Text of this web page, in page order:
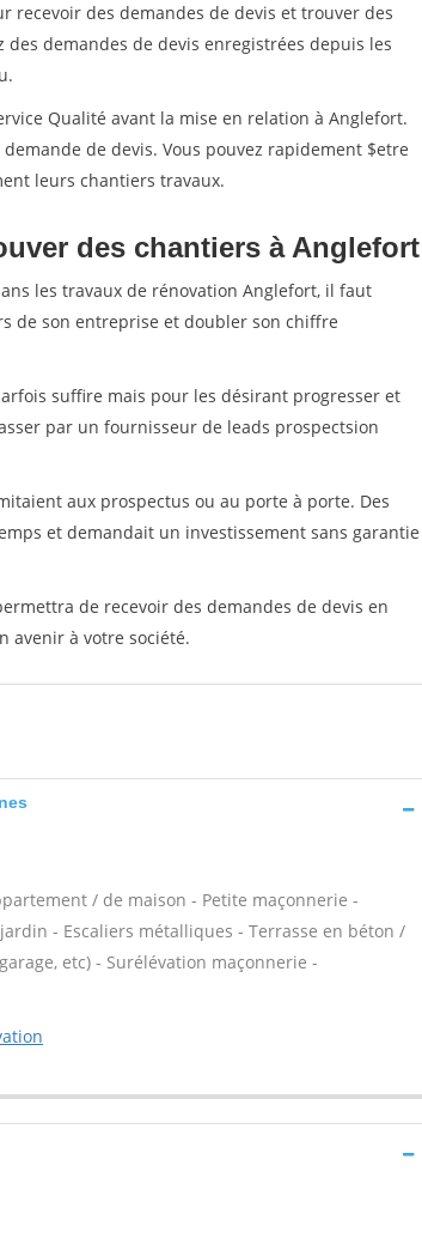
des demandes de devis et trouver des
demandes de devis enregistrées depuis les
Qualité avant la mise en relation à Anglefort.
de devis. Vous pouvez rapidement $etre
leurs chantiers travaux.
des chantiers à Anglefort
les travaux de rénovation Anglefort, il faut
de son entreprise et doubler son chiffre
suffire mais pour les désirant progresser et
par un fournisseur de leads prospectsion
aux prospectus ou au porte à porte. Des
et demandait un investissement sans garantie
de recevoir des demandes de devis en
avenir à votre société.
/ de maison - Petite maçonnerie -
- Escaliers métalliques - Terrasse en béton /
etc) - Surélévation maçonnerie -